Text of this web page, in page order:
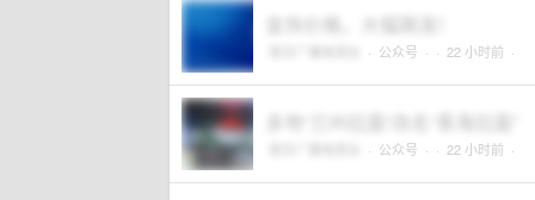
金饰价格，大幅跳涨！
· 公众号 · · 22 小时前 ·
· 公众号 · · 22 小时前 ·